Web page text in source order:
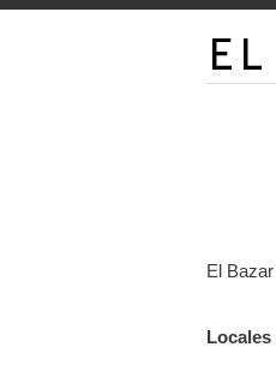
El Bazar
Locales